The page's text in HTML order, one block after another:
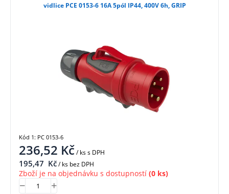
vidlice PCE 0153-6 16A 5pól IP44, 400V 6h, GRIP
236,52 Kč/ kss DPH
195,47 Kč/ ks bez DPH
Zboží je na objednávku s dostupností (0 ks)
Kód 1: PC 0153-6